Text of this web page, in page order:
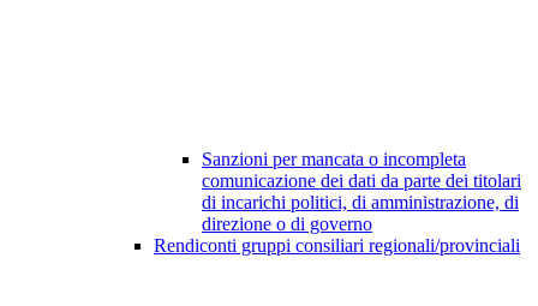
Sanzioni per mancata o incompleta
comunicazione dei dati da parte dei titolari
di incarichi politici, di amministrazione, di
direzione o di governo
Rendiconti gruppi consiliari regionali/provinciali